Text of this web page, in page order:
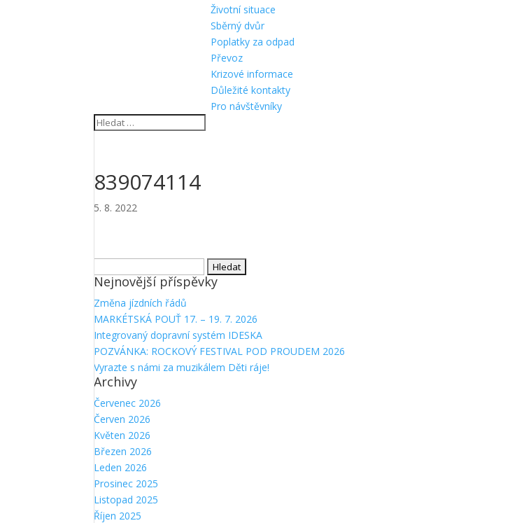
Životní situace
Sběrný dvůr
Poplatky za odpad
Převoz
Krizové informace
Důležité kontakty
Pro návštěvníky
839074114
5. 8. 2022
Nejnovější příspěvky
Změna jízdních řádů
MARKÉTSKÁ POUŤ 17. – 19. 7. 2026
Integrovaný dopravní systém IDESKA
POZVÁNKA: ROCKOVÝ FESTIVAL POD PROUDEM 2026
Vyrazte s námi za muzikálem Děti ráje!
Archivy
Červenec 2026
Červen 2026
Květen 2026
Březen 2026
Leden 2026
Prosinec 2025
Listopad 2025
Říjen 2025